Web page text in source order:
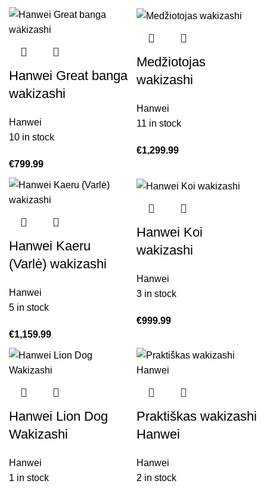
Hanwei Great banga
wakizashi
Hanwei
10 in stock
€799.99
Medžiotojas
wakizashi
Hanwei
11 in stock
€1,299.99
Hanwei Kaeru
(Varlė) wakizashi
Hanwei
5 in stock
€1,159.99
Hanwei Koi
wakizashi
Hanwei
3 in stock
€999.99
Hanwei Lion Dog
Wakizashi
Hanwei
1 in stock
Praktiškas wakizashi
Hanwei
Hanwei
2 in stock